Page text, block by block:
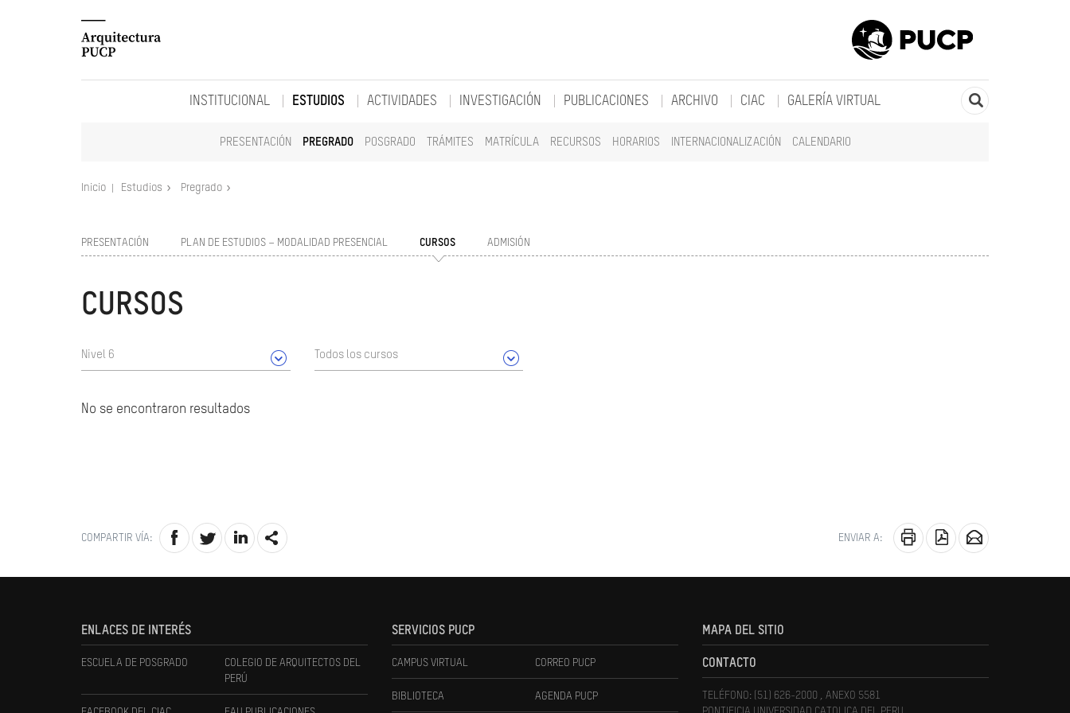
INSTITUCIONAL ESTUDIOS
PRESENTACIÓN PREGRADO POSGRADO TRÁMITES MATRÍCULA RECURSOS HORARIOS INTERNACIONALIZACIÓN CALENDARIO
ACTIVIDADES INVESTIGACIÓN PUBLICACIONES ARCHIVO CIAC GALERÍA VIRTUAL
Inicio Estudios Pregrado
PRESENTACIÓN PLAN DE ESTUDIOS – MODALIDAD PRESENCIAL CURSOS ADMISIÓN
CURSOS
Nivel 6 Todos los cursos
No se encontraron resultados
COMPARTIR VÍA: ENVIAR A:
ENLACES DE INTERÉS
ESCUELA DE POSGRADO
COLEGIO DE ARQUITECTOS DEL
PERÚ
SERVICIOS PUCP
CAMPUS VIRTUAL CORREO PUCP
BIBLIOTECA AGENDA PUCP
MAPA DEL SITIO
CONTACTO
TELÉFONO: (51) 626-2000 , ANEXO 5581